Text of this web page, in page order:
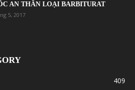
AN THẦN LOẠI BARBITURAT
5, 2017
409